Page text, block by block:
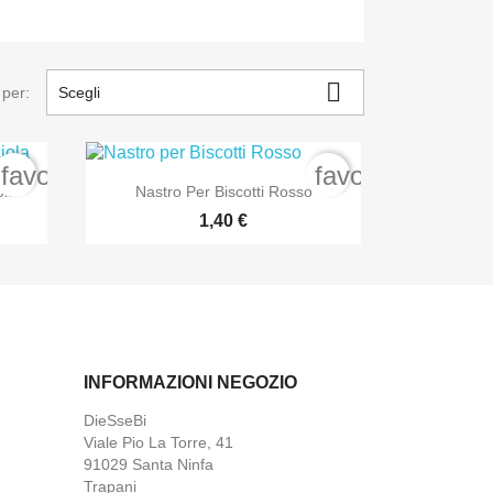
Scegli 
favorite_border  Anteprima
Nastro Per Biscotti Rosso
1,40 €
favorite_border
INFORMAZIONI NEGOZIO
DieSseBi
Viale Pio La Torre, 41
91029 Santa Ninfa
Trapani